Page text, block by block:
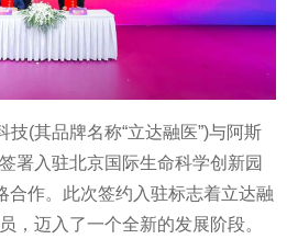
技(其品牌名称“立达融医”)与阿斯
署入驻北京国际生命科学创新园
合作。此次签约入驻标志着立达融
，迈入了一个全新的发展阶段。